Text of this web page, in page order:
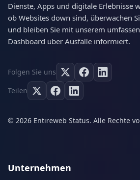
Dienste, Apps und digitale Erlebnisse
ob Websites down sind, überwachen
und bleiben Sie mit unserem
Dashboard über Ausfälle informiert.
Folgen Sie uns
Teilen
© 2026 Entireweb Status. Alle Rechte
Unternehmen